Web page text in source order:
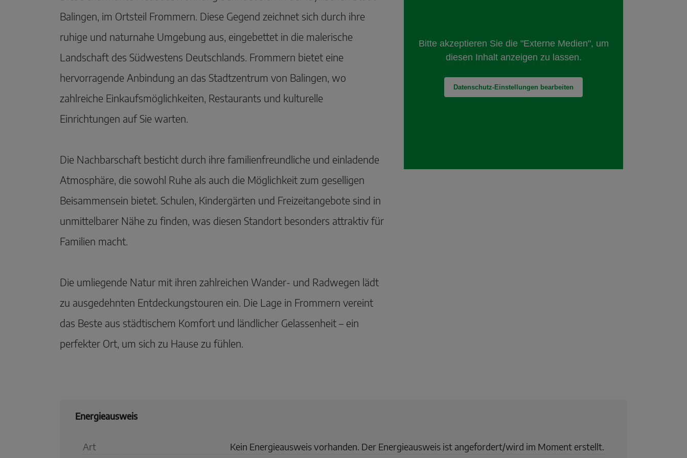
Balingen, im Ortsteil Frommern. Diese Gegend zeichnet sich durch ihre
ruhige und naturnahe Umgebung aus, eingebettet in die malerische
Landschaft des Südwestens Deutschlands. Frommern bietet eine
hervorragende Anbindung an das Stadtzentrum von Balingen, wo
zahlreiche Einkaufsmöglichkeiten, Restaurants und kulturelle
Einrichtungen auf Sie warten.
Die Nachbarschaft besticht durch ihre familienfreundliche und einladende
Atmosphäre, die sowohl Ruhe als auch die Möglichkeit zum geselligen
Beisammensein bietet. Schulen, Kindergärten und Freizeitangebote sind in
unmittelbarer Nähe zu finden, was diesen Standort besonders attraktiv für
Familien macht.
Die umliegende Natur mit ihren zahlreichen Wander- und Radwegen lädt
zu ausgedehnten Entdeckungstouren ein. Die Lage in Frommern vereint
das Beste aus städtischem Komfort und ländlicher Gelassenheit – ein
perfekter Ort, um sich zu Hause zu fühlen.
Energieausweis
Art Kein Energieausweis vorhanden. Der Energieausweis ist angefordert/wird im Moment erstellt.